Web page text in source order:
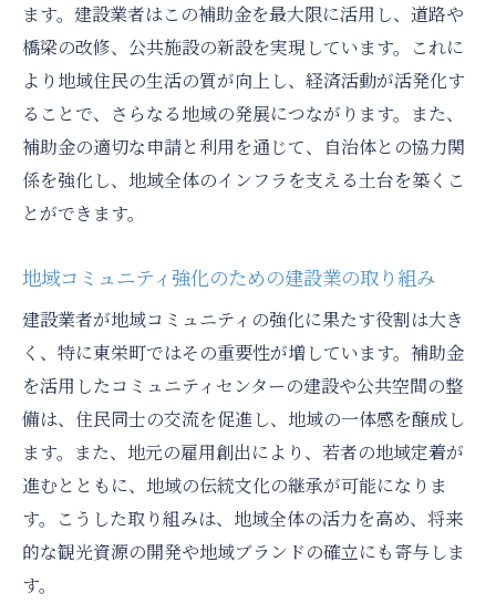
ます。建設業者はこの補助金を最大限に活用し、道路や
橋梁の改修、公共施設の新設を実現しています。これに
より地域住民の生活の質が向上し、経済活動が活発化す
ることで、さらなる地域の発展につながります。また、
補助金の適切な申請と利用を通じて、自治体との協力関
係を強化し、地域全体のインフラを支える土台を築くこ
とができます。
地域コミュニティ強化のための建設業の取り組み
建設業者が地域コミュニティの強化に果たす役割は大き
く、特に東栄町ではその重要性が増しています。補助金
を活用したコミュニティセンターの建設や公共空間の整
備は、住民同士の交流を促進し、地域の一体感を醸成し
ます。また、地元の雇用創出により、若者の地域定着が
進むとともに、地域の伝統文化の継承が可能になりま
す。こうした取り組みは、地域全体の活力を高め、将来
的な観光資源の開発や地域ブランドの確立にも寄与しま
す。